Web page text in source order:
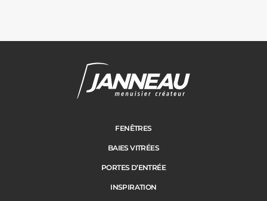
FENÊTRES
BAIES VITRÉES
PORTES D’ENTRÉE
INSPIRATION